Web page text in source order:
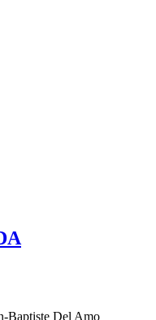
Baptiste Del Amo